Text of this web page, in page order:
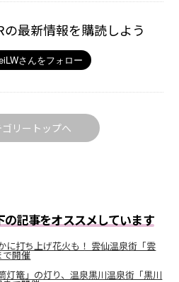
の最新情報を購読しよう
ゴリートップへ
記事をオススメしています
に打ち上げ花火も！ 雲仙温泉街「雲
で開催
灯篭」の灯り、温泉黒川温泉街「黒川